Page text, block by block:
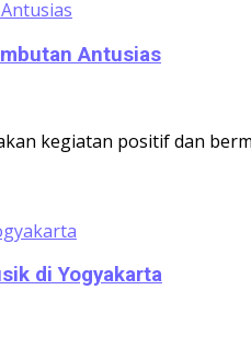
Antusias
kegiatan positif dan
di Yogyakarta